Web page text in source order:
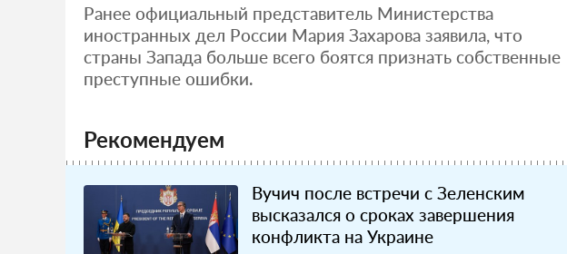
Ранее официальный представитель Министерства
иностранных дел России Мария Захарова заявила, что
страны Запада больше всего боятся признать собственные
преступные ошибки.
Рекомендуем
Вучич после встречи с Зеленским
высказался о сроках завершения
конфликта на Украине